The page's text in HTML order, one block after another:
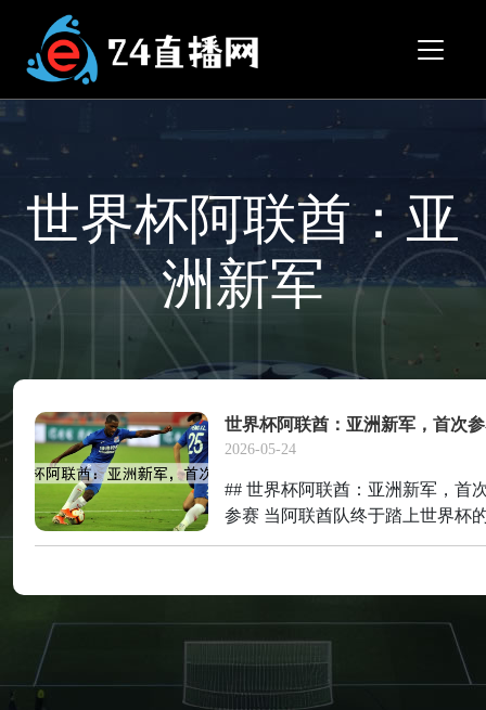
世界杯阿联酋：亚
洲新军
世界杯阿联酋：亚洲新军，首次
2026-05-24
## 世界杯阿联酋：亚洲新军，首
参赛 当阿联酋队终于踏上世界杯
绿茵场时，那一刻，不仅是他们
的一次历史性突破。作为一个跟
际足球三十年的老观察者，我见
多新军